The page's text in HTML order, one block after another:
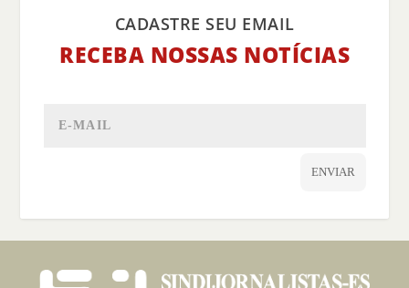
CADASTRE SEU EMAIL
RECEBA NOSSAS NOTÍCIAS
ENVIAR